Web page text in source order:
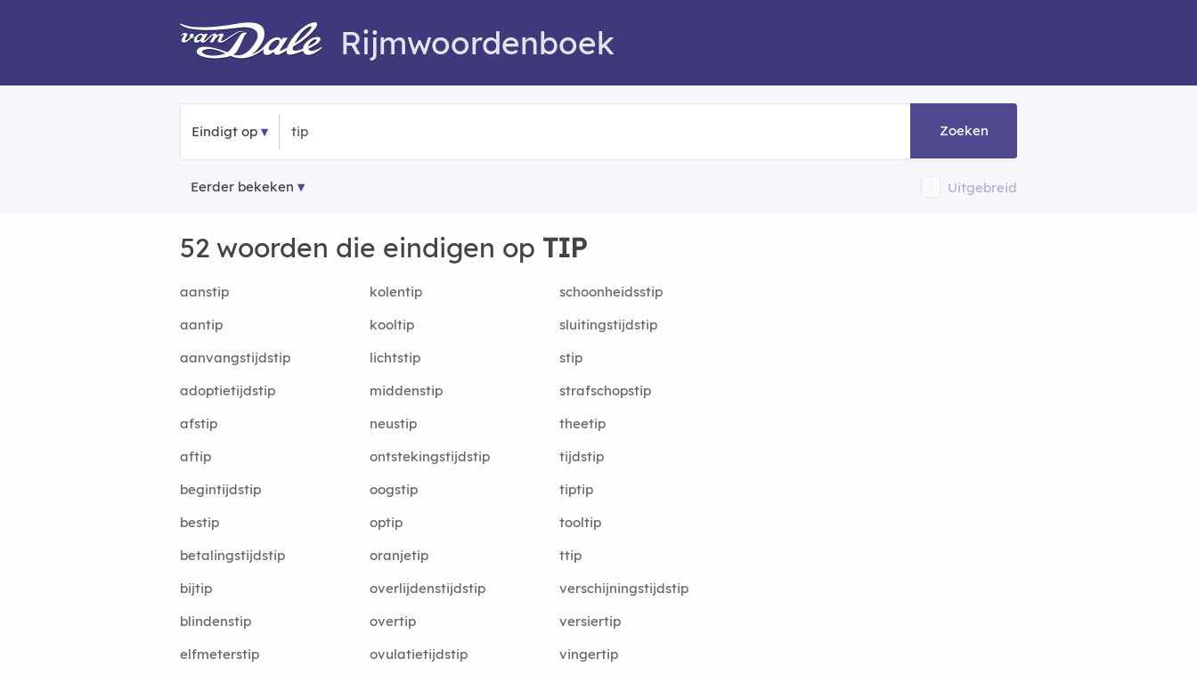
Rijmwoordenboek
Eindigt op Zoeken
Eerder bekeken Uitgebreid
52 woorden die eindigen op TIP
aanstip kolentip
schoonheidsstip
aantip
kooltip
sluitingstijdstip
aanvangstijdstip
lichtstip
stip
adoptietijdstip
middenstip
strafschopstip
afstip
neustip
theetip
aftip
ontstekingstijdstip
tijdstip
begintijdstip
oogstip
tiptip
bestip
optip
tooltip
betalingstijdstip
oranjetip
ttip
bijtip
overlijdenstijdstip
verschijningstijdstip
blindenstip
overtip
versiertip
elfmeterstip
ovulatietijdstip
vingertip